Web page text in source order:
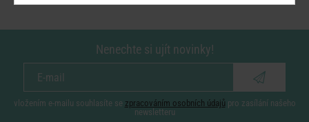
Nenechte si ujít novinky!
vložením e-mailu souhlasíte se zpracováním osobních údajů pro zasílání našeho
newsletteru